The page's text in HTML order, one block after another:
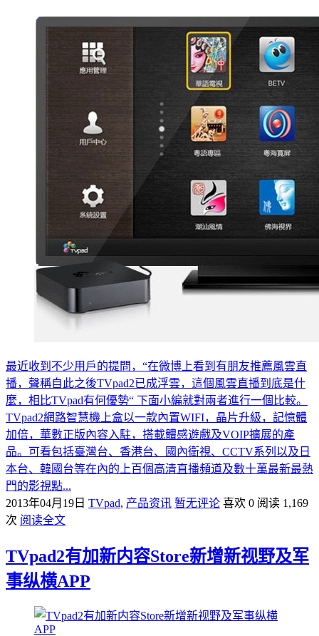
最近收到不少用戶的提問，“在微博上看到有朋友推薦風雲直
播，聲稱自此之後TVpad2已成浮雲，這個風雲直播到底是什
麼，相比TVpad有何優勢“ 下面小編就對兩者進行一個比較。
TVpad2網路智慧機上盒以一款內置WIFI，晶片升級，記憶體
加倍，華數正版內容入駐，搭載體感遊戲及VOIP擴展的產
品。可看包括臺灣台、香港台、國內衛視、CCTV系列以及日
本台、韓國台等在內的上百個高清直播頻道及數十萬最新最熱
門的影視點...
2013年04月19日 TVpad, 产品资讯 暂无评论 喜欢 0 阅读 1,169
次 阅读全文
TVpad2有加新内容Store新增新视野及军
事纵横APP